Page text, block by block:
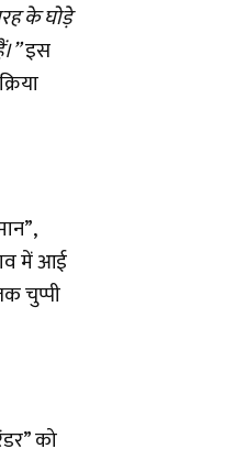
के घोड़े
इस
में आई
चुप्पी
को